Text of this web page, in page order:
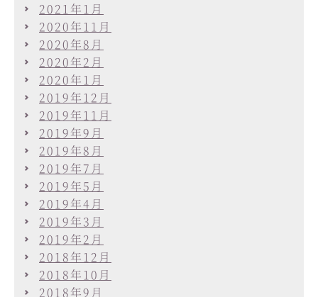
2021年1月
2020年11月
2020年8月
2020年2月
2020年1月
2019年12月
2019年11月
2019年9月
2019年8月
2019年7月
2019年5月
2019年4月
2019年3月
2019年2月
2018年12月
2018年10月
2018年9月